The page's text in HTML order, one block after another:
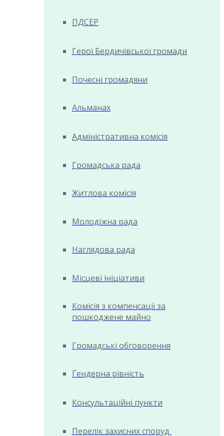
ПДСЕР
Герої Бердичівської громади
Почесні громадяни
Альманах
Адміністративна комісія
Громадська рада
Житлова комісія
Молодіжна рада
Наглядова рада
Місцеві ініціативи
Комісія з компенсації за
пошкоджене майно
Громадські обговорення
Ґендерна рівність
Консультаційні пункти
Перелік захисних споруд